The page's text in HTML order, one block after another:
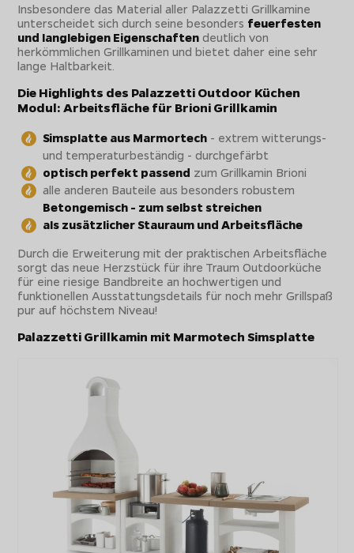
Insbesondere das Material aller Palazzetti Grillkamine
unterscheidet sich durch seine besonders feuerfesten
und langlebigen Eigenschaften deutlich von
herkömmlichen Grillkaminen und bietet daher eine sehr
lange Haltbarkeit.
Die Highlights des Palazzetti Outdoor Küchen
Modul: Arbeitsfläche für Brioni Grillkamin
Simsplatte aus Marmortech - extrem witterungs-
und temperaturbeständig - durchgefärbt
optisch perfekt passend zum Grillkamin Brioni
alle anderen Bauteile aus besonders robustem
Betongemisch - zum selbst streichen
als zusätzlicher Stauraum und Arbeitsfläche
Durch die Erweiterung mit der praktischen Arbeitsfläche
sorgt das neue Herzstück für ihre Traum Outdoorküche
für eine riesige Bandbreite an hochwertigen und
funktionellen Ausstattungsdetails für noch mehr Grillspaß
pur auf höchstem Niveau!
Palazzetti Grillkamin mit Marmotech Simsplatte